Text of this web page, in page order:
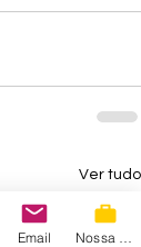
Ver tudo
Email